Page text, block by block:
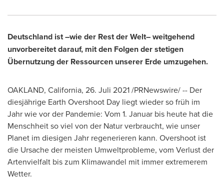
Deutschland ist –wie der Rest der Welt– weitgehend
unvorbereitet darauf, mit den Folgen der stetigen
Übernutzung der Ressourcen unserer Erde umzugehen.
OAKLAND, California, 26. Juli 2021 /PRNewswire/ -- Der
diesjährige Earth Overshoot Day liegt wieder so früh im
Jahr wie vor der Pandemie: Vom 1. Januar bis heute hat die
Menschheit so viel von der Natur verbraucht, wie unser
Planet im diesigen Jahr regenerieren kann. Overshoot ist
die Ursache der meisten Umweltprobleme, vom Verlust der
Artenvielfalt bis zum Klimawandel mit immer extremerem
Wetter.